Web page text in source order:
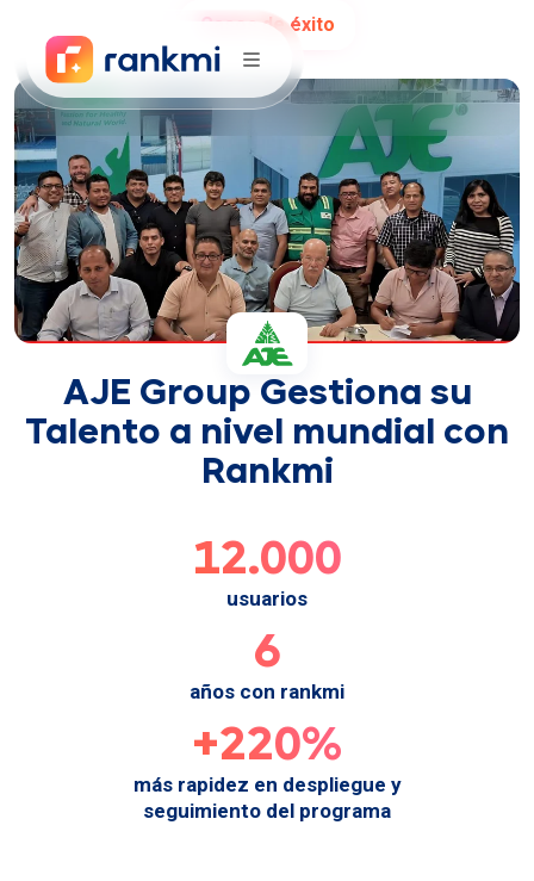
Casos de éxito
AJE Group Gestiona su
Talento a nivel mundial con
Rankmi
12.000
usuarios
6
años con rankmi
+220%
más rapidez en despliegue y
seguimiento del programa